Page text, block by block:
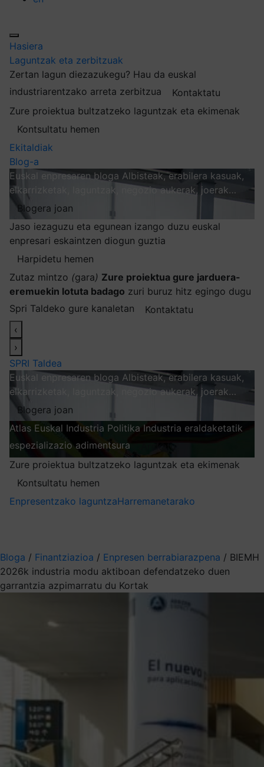
Hasiera
Laguntzak eta zerbitzuak
Zertan lagun diezazukegu? Hau da euskal
industriarentzako arreta zerbitzua
Kontaktatu
Zure proiektua bultzatzeko laguntzak eta ekimenak
Kontsultatu hemen
Ekitaldiak
Blog-a
Euskal enpresaren bloga Albisteak, erabilera kasuak,
elkarrizketak, laguntzak, negozio aukerak, joerak…
Blogera joan
Jaso iezaguzu eta egunean izango duzu euskal
enpresari eskaintzen diogun guztia
Harpidetu hemen
Zutaz mintzo (gara) Zure proiektua gure jarduera-
eremuekin lotuta badago zuri buruz hitz egingo dugu
Spri Taldeko gure kanaletan
Kontaktatu
‹
›
SPRI Taldea
Euskal enpresaren bloga Albisteak, erabilera kasuak,
elkarrizketak, laguntzak, negozio aukerak, joerak…
Blogera joan
Atlas Euskal Industria Politika Industria eraldaketatik
espezializazio adimentsura
Zure proiektua bultzatzeko laguntzak eta ekimenak
Kontsultatu hemen
Enpresentzako laguntzaHarremanetarako
Bloga / Finantziazioa / Enpresen berrabiarazpena / BIEMH
2026k industria modu aktiboan defendatzeko duen
garrantzia azpimarratu du Kortak